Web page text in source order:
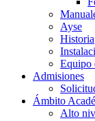
Ayse
Historia
Equipo
Admisiones
Ámbito
Alto